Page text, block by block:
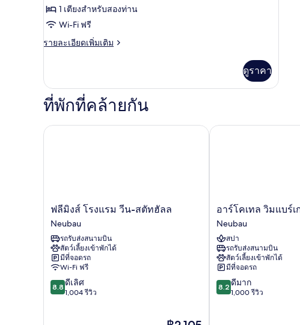
ของ
comfort
friday
1 เตียงสำหรับสองท่าน
Wi-Fi ฟรี
รายละเอียดเพิ่มเติม
ราย
เกี่ยว
กับ
comfort
ดูราคา
ที่พักที่คล้ายกัน
ฟ
ลี
มิงส์
โรงแรม
วีน-
สตัทฮัลล
Neubau
ฟลีมิงส์ โรงแรม วีน-สตัทฮัลล
Neubau
รถรับส่งสนามบิน
สัตว์เลี้ยงเข้าพักได้
มีที่จอดรถ
Wi-Fi ฟรี
8.8
จาก
8.8 ดีเลิศ
1,004 รีวิว
ฟลีมิงส์ โรงแรม วีน-สตัทฮัลล
อาร์
โค
เทล
วิม
แบร์
เกอร์
เวียนนา
Neubau
อาร์โคเทล วิมแบร์เ
Neubau
สปา
รถรับส่งสนามบิน
สัตว์เลี้ยงเข้าพักได้
มีที่จอดรถ
8.2
จาก
8.2 ดีมาก
1,000 รีวิว
อาร์โคเทล วิมแบร์เกอ